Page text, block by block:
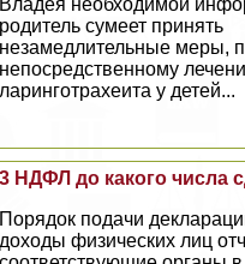
Владея необходимой
родитель сумеет принять
незамедлительные меры,
непосредственному
ларинготрахеита у детей...
3 НДФЛ до какого числа
Порядок подачи
доходы физических лиц